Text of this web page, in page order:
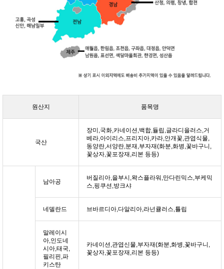
원산지 품목명
국산
장미,국화,카네이션,백합,듈립,글라디을러스,거
베라,아이리스,프리지아,카라,안개꽃,관엽식물,
동양란,서양란,분재,부자재(화분,화병,꽃바구니,
꽃상자,꽃포장재,리본 등등)
남아공
버질리아,을부시,왁스플라워,만다린믹스,부케믹
스,핑쿠션,방크샤
네델란드 브바르디아,다알리아,라넌큘러스,튤립
말레이시
아,인도네
시아,태국,
필리핀,파
키스탄
카네이션,관엽신물,부자재(화분,화병,꽃바구니,
꽃상자,꽃포장재,리본 등등)